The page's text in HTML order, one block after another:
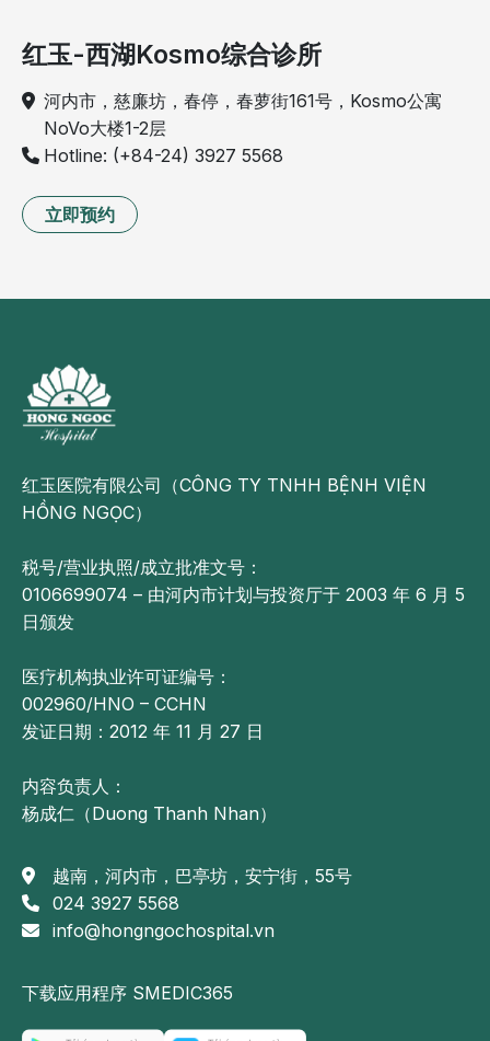
红玉-西湖Kosmo综合诊所
河内市，慈廉坊，春停，春萝街161号，Kosmo公寓
NoVo大楼1-2层
Hotline: (+84-24) 3927 5568
立即预约
红玉医院有限公司（CÔNG TY TNHH BỆNH VIỆN
HỒNG NGỌC）
税号/营业执照/成立批准文号：
0106699074 – 由河内市计划与投资厅于 2003 年 6 月 5
日颁发
医疗机构执业许可证编号：
002960/HNO – CCHN
发证日期：2012 年 11 月 27 日
内容负责人：
杨成仁（Duong Thanh Nhan）
越南，河内市，巴亭坊，安宁街，55号
024 3927 5568
info@hongngochospital.vn
下载应用程序 SMEDIC365